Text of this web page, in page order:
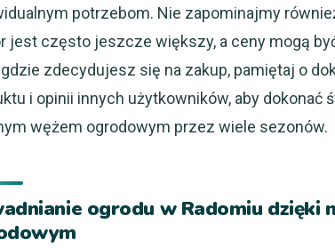
potrzebom. Nie zapominajmy
jest często jeszcze większy, a ceny mogą
zdecydujesz się na zakup, pamiętaj o
i opinii innych użytkowników, aby dokonać
wężem ogrodowym przez wiele sezonów.
ogrodu w Radomiu dzięki